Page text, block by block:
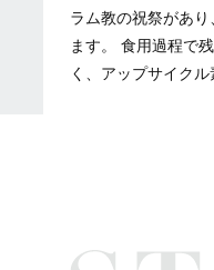
ラム教の祝祭があ
ます。 食用過程で
く、アップサイクル